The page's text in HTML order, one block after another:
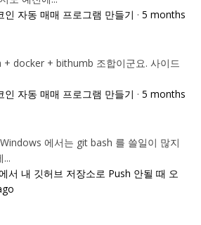
자동 매매 프로그램 만들기 · 5 months
+ docker + bithumb 조합이군요. 사이드
자동 매매 프로그램 만들기 · 5 months
에서는 git bash 를 쓸일이 많지
서 내 깃허브 저장소로 Push 안될 때 오